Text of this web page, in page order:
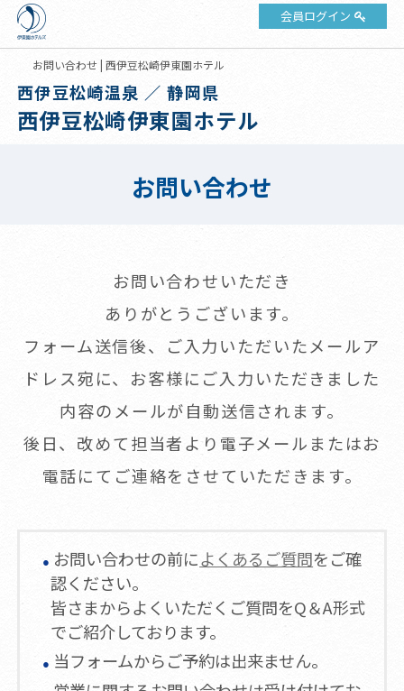
会員ログイン
お問い合わせ | 西伊豆松崎伊東園ホテル
西伊豆松崎温泉 ／ 静岡県
西伊豆松崎伊東園ホテル
お問い合わせ
お問い合わせいただき
ありがとうございます。
フォーム送信後、ご入力いただいたメールア
ドレス宛に、お客様にご入力いただきました
内容のメールが自動送信されます。
後日、改めて担当者より電子メールまたはお
電話にてご連絡をさせていただきます。
お問い合わせの前によくあるご質問をご確
認ください。
皆さまからよくいただくご質問をQ＆A形式
でご紹介しております。
当フォームからご予約は出来ません。